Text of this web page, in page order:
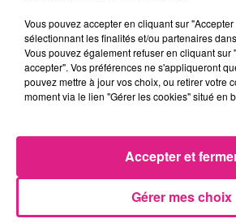
Vous pouvez accepter en cliquant sur
sélectionnant les finalités et/ou partenaires
Vous pouvez également refuser en cliquant sur
accepter". Vos préférences ne s'appliqueront
pouvez mettre à jour vos choix, ou retirer votre
moment via le lien "Gérer les cookies" situé en
Gérer mes choix
Accepter et